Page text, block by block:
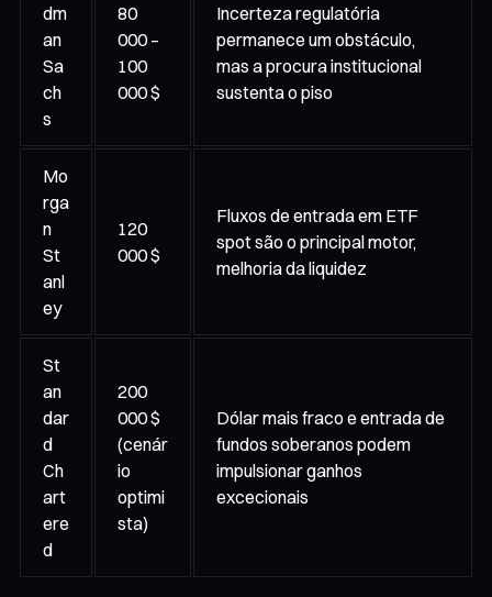
dm
an
Sa
ch
s
80
000 –
100
000 $
Incerteza regulatória
permanece um obstáculo,
mas a procura institucional
sustenta o piso
Mo
rga
n
St
anl
ey
120
000 $
Fluxos de entrada em ETF
spot são o principal motor,
melhoria da liquidez
St
an
dar
d
Ch
art
ere
d
200
000 $
(cenár
io
optimi
sta)
Dólar mais fraco e entrada de
fundos soberanos podem
impulsionar ganhos
excecionais